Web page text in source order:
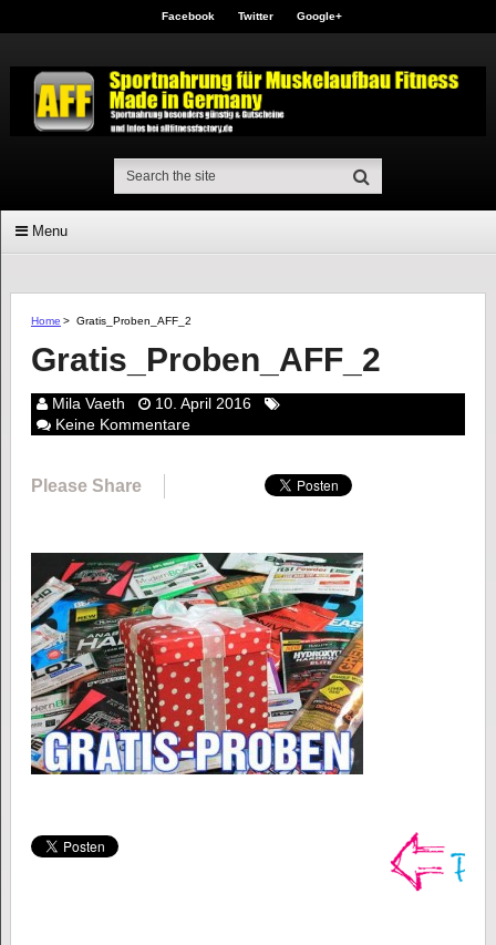
Facebook Twitter Google+
Menu
Home > Gratis_Proben_AFF_2
Gratis_Proben_AFF_2
Mila Vaeth
10. April 2016
Keine Kommentare
Please Share